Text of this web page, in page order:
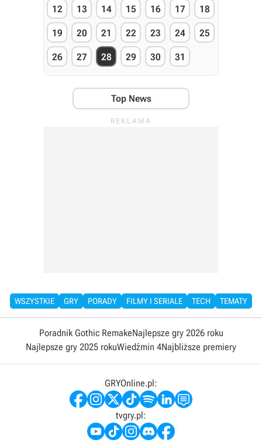
12 13 14 15 16 17 18
19 20 21 22 23 24 25
26 27 28 29 30 31
Top News
WSZYSTKIE GRY PORADY FILMY I SERIALE TECH TEMATY
Poradnik Gothic RemakeNajlepsze gry 2026 roku
Najlepsze gry 2025 rokuWiedźmin 4Najbliższe premiery
GRYOnline.pl:
tvgry.pl: